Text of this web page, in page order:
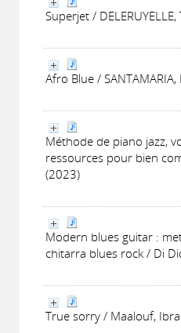
Superjet /
Afro Blue /
Méthode de piano jazz,
ressources pour bien
(2023)
Modern blues guitar :
chitarra blues rock / Di
True sorry / Maalouf,